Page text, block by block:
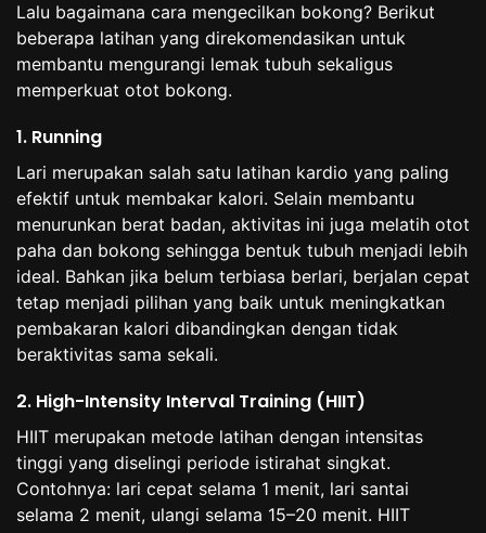
Lalu bagaimana cara mengecilkan bokong? Berikut
beberapa latihan yang direkomendasikan untuk
membantu mengurangi lemak tubuh sekaligus
memperkuat otot bokong.
1. Running
Lari merupakan salah satu latihan kardio yang paling
efektif untuk membakar kalori. Selain membantu
menurunkan berat badan, aktivitas ini juga melatih otot
paha dan bokong sehingga bentuk tubuh menjadi lebih
ideal. Bahkan jika belum terbiasa berlari, berjalan cepat
tetap menjadi pilihan yang baik untuk meningkatkan
pembakaran kalori dibandingkan dengan tidak
beraktivitas sama sekali.
2. High-Intensity Interval Training (HIIT)
HIIT merupakan metode latihan dengan intensitas
tinggi yang diselingi periode istirahat singkat.
Contohnya: lari cepat selama 1 menit, lari santai
selama 2 menit, ulangi selama 15–20 menit. HIIT